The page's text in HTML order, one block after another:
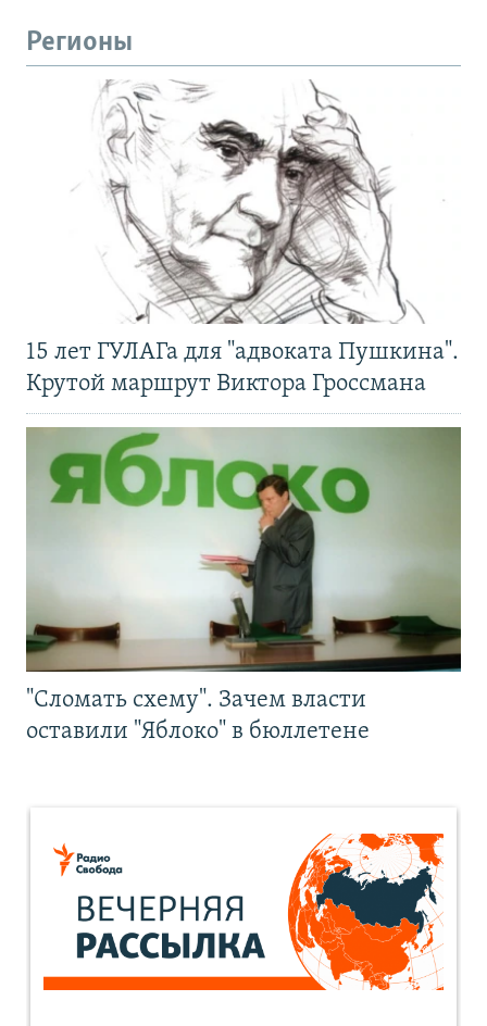
Регионы
15 лет ГУЛАГа для "адвоката Пушкина".
Крутой маршрут Виктора Гроссмана
"Сломать схему". Зачем власти
оставили "Яблоко" в бюллетене